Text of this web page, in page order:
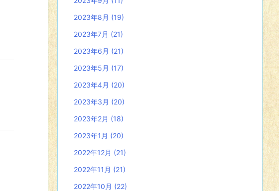
2023年8月 (19)
2023年7月 (21)
2023年6月 (21)
2023年5月 (17)
2023年4月 (20)
2023年3月 (20)
2023年2月 (18)
2023年1月 (20)
2022年12月 (21)
2022年11月 (21)
2022年10月 (22)